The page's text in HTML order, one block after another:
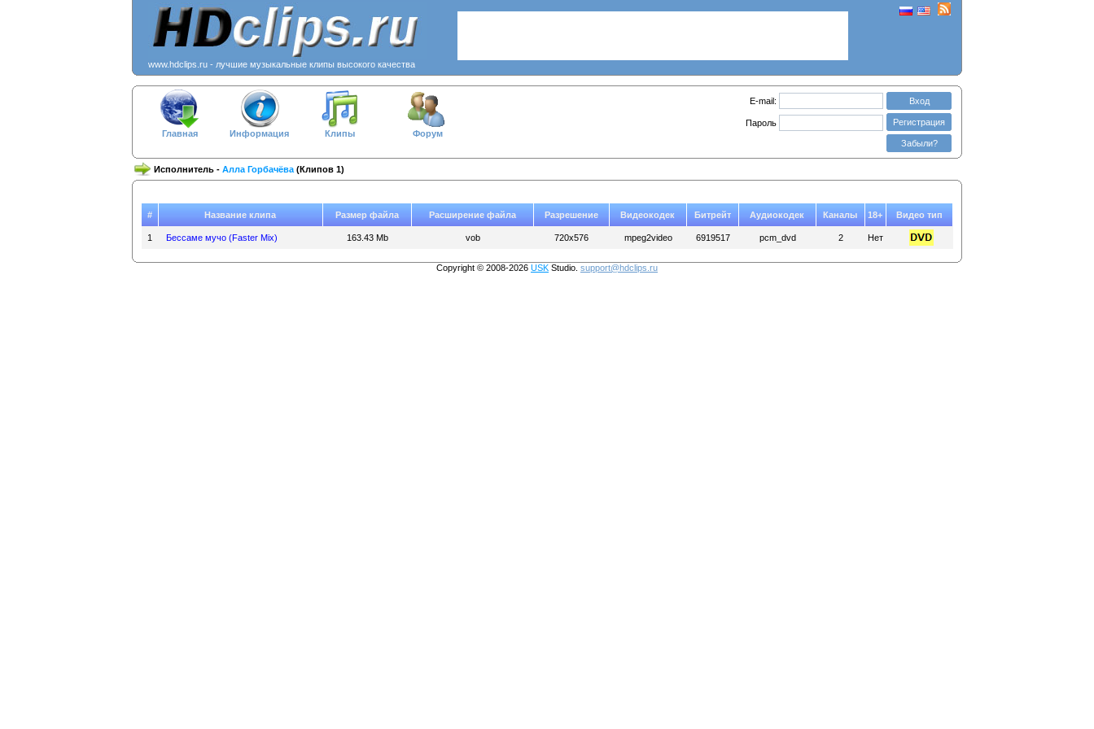
www.hdclips.ru - лучшие музыкальные клипы высокого качества
Главная Информация Клипы Форум
E-mail: Вход
Пароль Регистрация
Забыли?
Исполнитель - Алла Горбачёва (Клипов 1)
# Название клипа Размер файла Расширение файла Разрешение Видеокодек Битрейт Аудиокодек Каналы 18+ Видео тип
1 Бессаме мучо (Faster Mix) 163.43 Mb vob 720x576 mpeg2video 6919517 pcm_dvd 2 Нет
Copyright © 2008-2026 USK Studio. support@hdclips.ru